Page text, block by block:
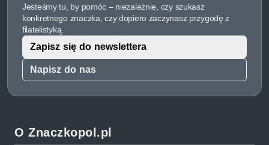
Jesteśmy tu, by pomóc – niezależnie, czy szukasz
konkretnego znaczka, czy dopiero zaczynasz przygodę z
filatelistyką.
Napisz do nas
Zapisz się do newslettera
O Znaczkopol.pl